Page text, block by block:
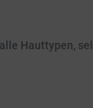
Hauttypen,